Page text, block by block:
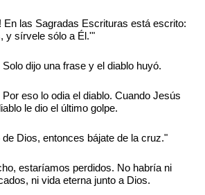
En las Sagradas Escrituras está escrito:
y sírvele sólo a Él.'"
dijo una frase y el diablo huyó.
eso lo odia el diablo. Cuando Jesús
le dio el último golpe.
Dios, entonces bájate de la cruz."
estaríamos perdidos. No habría ni
ni vida eterna junto a Dios.